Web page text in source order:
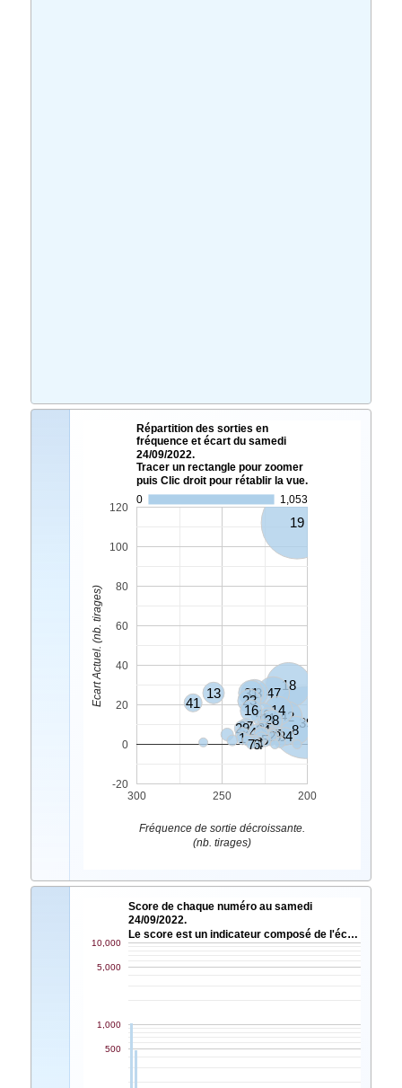
Répartition des sorties en
fréquence et écart du samedi
24/09/2022.
Tracer un rectangle pour zoomer
puis Clic droit pour rétablir la vue.
0
1,053
19
39
18
47
42
8
14
43
31
23
46
11
13
16
28
34
35
41
21
24
27
29
30
45
48
49 2
1 5
3
94
6
7
300 250 200
-20
0
20
40
60
80
100
120
Fréquence de sortie décroissante.
(nb. tirages)
Ecart Actuel. (nb. tirages)
Score de chaque numéro au samedi
24/09/2022.
Le score est un indicateur composé de l'éc…
500
1,000
5,000
10,000